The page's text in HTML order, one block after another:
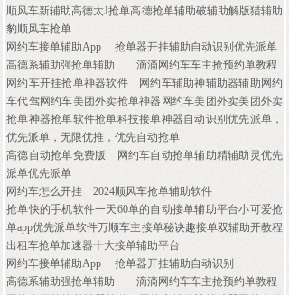
顺风车新辅助高德太J抢单高德抢单辅助破辅助解版猎辅助
豹顺风车抢单
网约车接单辅助App
抢单器开挂辅助自动识别优先派单
高德系辅助强抢单辅助
滴滴网约车车主抢预约单教程
网约车开挂抢单神器软件
网约车辅助神辅助器辅助网约
车代驾网约车美团外卖抢单神器网约车美团外卖美团外卖
抢单神器抢单软件抢单科技接单神器自动识别优先派单，
优先派单，无限优推，优先自动抢单
高德自动抢单免费版
网约车自动抢单辅助精辅助灵优先
派单优先派单
网约车怎么开挂
2024顺风车抢单辅助软件
抢单快的手机软件一天60单的自动接单辅助平台小可爱抢
单app优先派单软件万顺车主接单秘诀趣接单双辅助开教程
出租车抢单加速器十大接单辅助平台
网约车接单辅助App
抢单器开挂辅助自动识别
高德系辅助强抢单辅助
滴滴网约车车主抢预约单教程